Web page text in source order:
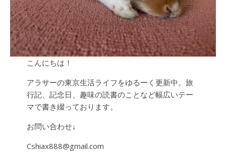
こんにちは！
アラサーの東京生活ライフをゆるーく更新中。旅
行記、記念日、趣味の読書のことなど幅広いテー
マで書き綴っております。
お問い合わせ↓
Cshiax888@gmail.com